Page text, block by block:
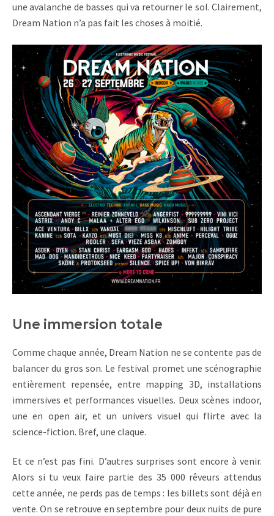
une avalanche de basses qui va retourner le sol. Clairement,
Dream Nation n’a pas fait les choses à moitié.
Une immersion totale
Comme chaque année, Dream Nation ne se contente pas de
balancer du gros son. Le festival promet une scénographie
entièrement repensée, entre mapping 3D, installations
immersives et performances visuelles. Deux scènes indoor,
une en open air, et un univers visuel qui flirte avec la
science-fiction. Bref, une claque.
Et ce n’est pas fini. D’autres surprises sont encore à venir.
Alors si tu veux faire partie des 35 000 rêveurs attendus
cette année, ne perds pas de temps : les billets sont déjà en
vente. On se retrouve en septembre pour deux nuits de pure